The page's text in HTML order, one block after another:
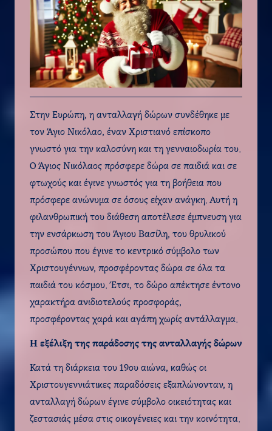
Στην Ευρώπη, η ανταλλαγή δώρων συνδέθηκε με
τον Άγιο Νικόλαο, έναν Χριστιανό επίσκοπο
γνωστό για την καλοσύνη και τη γενναιοδωρία του.
Ο Άγιος Νικόλαος πρόσφερε δώρα σε παιδιά και σε
φτωχούς και έγινε γνωστός για τη βοήθεια που
πρόσφερε ανώνυμα σε όσους είχαν ανάγκη. Αυτή η
φιλανθρωπική του διάθεση αποτέλεσε έμπνευση για
την ενσάρκωση του Άγιου Βασίλη, του θρυλικού
προσώπου που έγινε το κεντρικό σύμβολο των
Χριστουγέννων, προσφέροντας δώρα σε όλα τα
παιδιά του κόσμου. Έτσι, το δώρο απέκτησε έντονο
χαρακτήρα ανιδιοτελούς προσφοράς,
προσφέροντας χαρά και αγάπη χωρίς αντάλλαγμα.
Η εξέλιξη της παράδοσης της ανταλλαγής δώρων
Κατά τη διάρκεια του 19ου αιώνα, καθώς οι
Χριστουγεννιάτικες παραδόσεις εξαπλώνονταν, η
ανταλλαγή δώρων έγινε σύμβολο οικειότητας και
ζεστασιάς μέσα στις οικογένειες και την κοινότητα.